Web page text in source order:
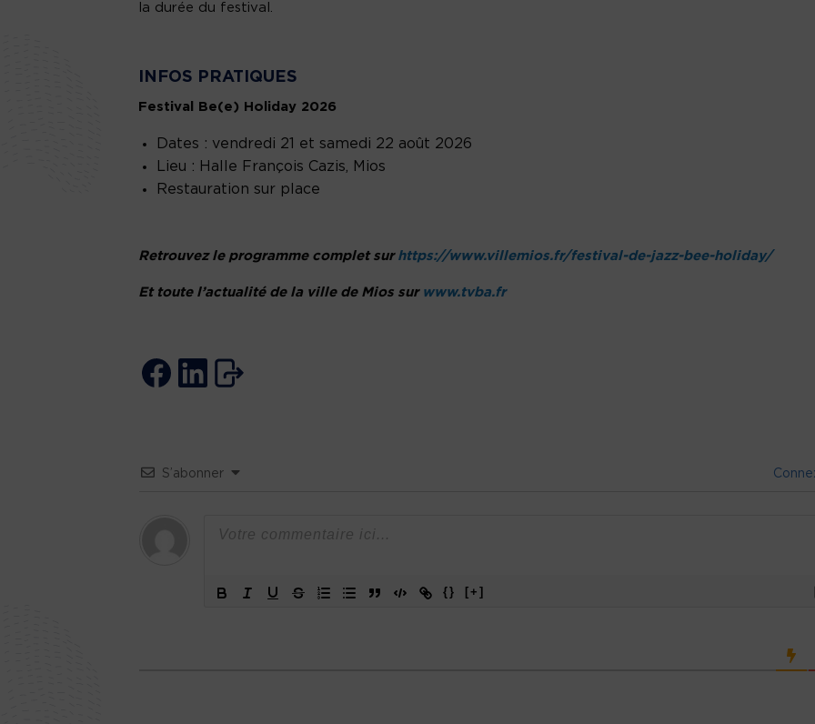
la durée du festival.
INFOS PRATIQUES
Festival Be(e) Holiday 2026
Dates : vendredi 21 et samedi 22 août 2026
Lieu : Halle François Cazis, Mios
Restauration sur place
Retrouvez le programme complet sur https://www.villemios.fr/festival-de-jazz-bee-holiday/
Et toute l’actualité de la ville de Mios sur www.tvba.fr
S’abonner
{} [+]